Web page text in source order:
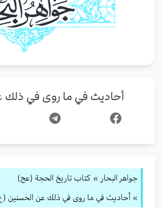
أحاديث في ما روى في
جواهر البحار » كتاب تاريخ الحجة (عج)
» أحاديث في ما روى في ذلك عن الحسنين